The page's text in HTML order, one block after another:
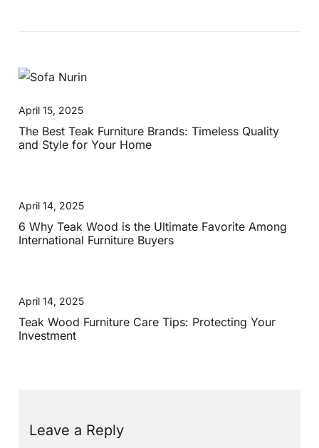
April 15, 2025
The Best Teak Furniture Brands: Timeless Quality
and Style for Your Home
April 14, 2025
6 Why Teak Wood is the Ultimate Favorite Among
International Furniture Buyers
April 14, 2025
Teak Wood Furniture Care Tips: Protecting Your
Investment
Leave a Reply